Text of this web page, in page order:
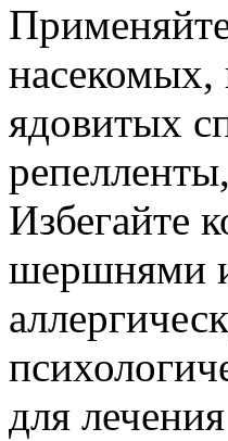
насекомых,
ядовитых
Избегайте
шершнями
для